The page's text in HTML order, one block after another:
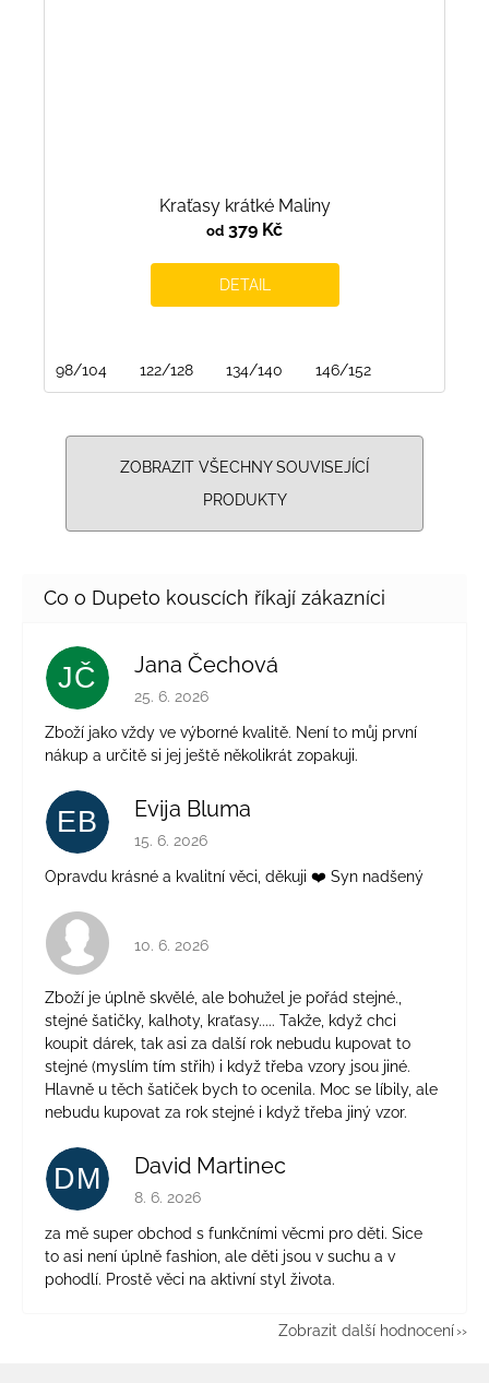
Kraťasy krátké Maliny
od 379 Kč
DETAIL
98/104 122/128 134/140 146/152
ZOBRAZIT VŠECHNY SOUVISEJÍCÍ
PRODUKTY
JČ Jana Čechová
Hodnocení obchodu je 5 z 5 hvězdiček.
25. 6. 2026
Zboží jako vždy ve výborné kvalitě. Není to můj první
nákup a určitě si jej ještě několikrát zopakuji.
EB Evija Bluma
Hodnocení obchodu je 5 z 5 hvězdiček.
15. 6. 2026
Opravdu krásné a kvalitní věci, děkuji ❤️ Syn nadšený
Hodnocení obchodu je 4 z 5 hvězdiček.
10. 6. 2026
Zboží je úplně skvělé, ale bohužel je pořád stejné.,
stejné šatičky, kalhoty, kraťasy..... Takže, když chci
koupit dárek, tak asi za další rok nebudu kupovat to
stejné (myslím tím střih) i když třeba vzory jsou jiné.
Hlavně u těch šatiček bych to ocenila. Moc se líbily, ale
nebudu kupovat za rok stejné i když třeba jiný vzor.
DM David Martinec
Hodnocení obchodu je 5 z 5 hvězdiček.
8. 6. 2026
za mě super obchod s funkčními věcmi pro děti. Sice
to asi není úplně fashion, ale děti jsou v suchu a v
pohodlí. Prostě věci na aktivní styl života.
Zobrazit další hodnocení